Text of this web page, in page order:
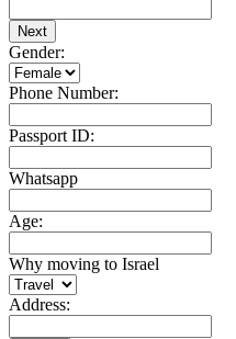
Next
Gender:
Phone Number:
Passport ID:
Whatsapp
Age:
Why moving to Israel
Address: